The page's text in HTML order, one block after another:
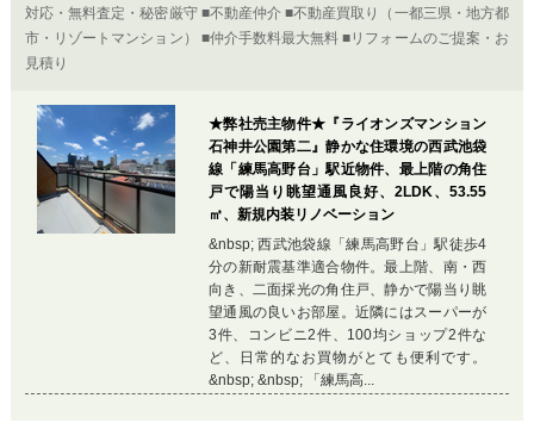
対応・無料査定・秘密厳守 ■不動産仲介 ■不動産買取り（一都三県・地方都
市・リゾートマンション） ■仲介手数料最大無料 ■リフォームのご提案・お
見積り
★弊社売主物件★『ライオンズマンション
石神井公園第二』静かな住環境の西武池袋
線「練馬高野台」駅近物件、最上階の角住
戸で陽当り眺望通風良好、2LDK、53.55
㎡、新規内装リノベーション
&nbsp; 西武池袋線「練馬高野台」駅徒歩4
分の新耐震基準適合物件。最上階、南・西
向き、二面採光の角住戸、静かで陽当り眺
望通風の良いお部屋。近隣にはスーパーが
3件、コンビニ2件、100均ショップ2件な
ど、日常的なお買物がとても便利です。
&nbsp; &nbsp; 「練馬高...